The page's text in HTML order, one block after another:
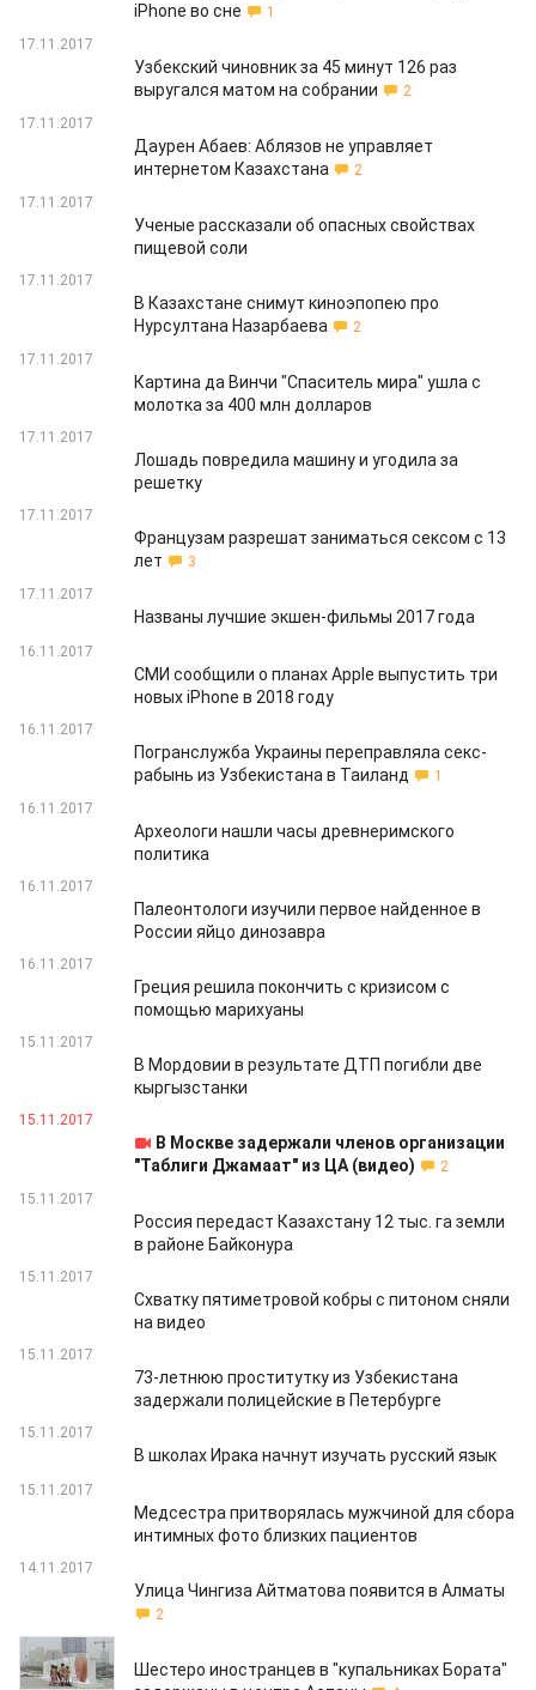
iPhone во сне
1
17.11.2017
Узбекский чиновник за 45 минут 126 раз
выругался матом на собрании
2
17.11.2017
Даурен Абаев: Аблязов не управляет
интернетом Казахстана
2
17.11.2017
Ученые рассказали об опасных свойствах
пищевой соли
17.11.2017
В Казахстане снимут киноэпопею про
Нурсултана Назарбаева
2
17.11.2017
Картина да Винчи "Спаситель мира" ушла с
молотка за 400 млн долларов
17.11.2017
Лошадь повредила машину и угодила за
решетку
17.11.2017
Французам разрешат заниматься сексом с 13
лет
3
17.11.2017
Названы лучшие экшен-фильмы 2017 года
16.11.2017
CМИ сообщили о планах Apple выпустить три
новых iPhone в 2018 году
16.11.2017
Погранслужба Украины переправляла секс-
рабынь из Узбекистана в Таиланд
1
16.11.2017
Археологи нашли часы древнеримского
политика
16.11.2017
Палеонтологи изучили первое найденное в
России яйцо динозавра
16.11.2017
Греция решила покончить с кризисом с
помощью марихуаны
15.11.2017
В Мордовии в результате ДТП погибли две
кыргызстанки
15.11.2017
В Москве задержали членов организации
"Таблиги Джамаат" из ЦА (видео)
2
15.11.2017
Россия передаст Казахстану 12 тыс. га земли
в районе Байконура
15.11.2017
Схватку пятиметровой кобры с питоном сняли
на видео
15.11.2017
73-летнюю проститутку из Узбекистана
задержали полицейские в Петербурге
15.11.2017
В школах Ирака начнут изучать русский язык
15.11.2017
Медсестра притворялась мужчиной для сбора
интимных фото близких пациентов
14.11.2017
Улица Чингиза Айтматова появится в Алматы
2
14.11.2017
Шестеро иностранцев в "купальниках Бората"